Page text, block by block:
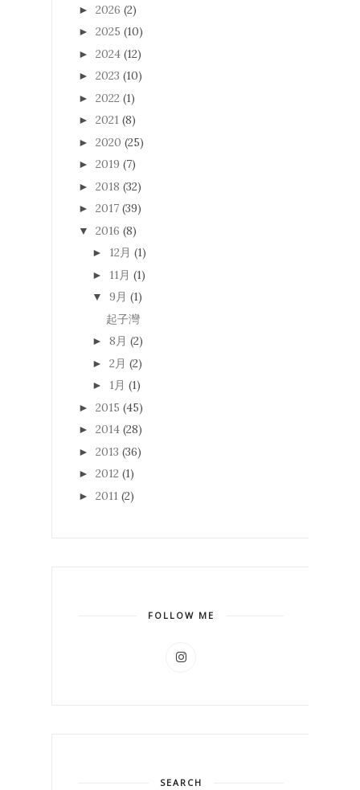
► 2026 (2)
► 2025 (10)
► 2024 (12)
► 2023 (10)
► 2022 (1)
► 2021 (8)
► 2020 (25)
► 2019 (7)
► 2018 (32)
► 2017 (39)
▼ 2016 (8)
► 12月 (1)
► 11月 (1)
▼ 9月 (1)
起子灣
► 8月 (2)
► 2月 (2)
► 1月 (1)
► 2015 (45)
► 2014 (28)
► 2013 (36)
► 2012 (1)
► 2011 (2)
FOLLOW ME
SEARCH